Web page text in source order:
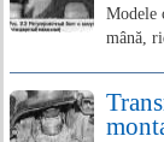
Modele
mână,